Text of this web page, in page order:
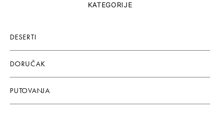
KATEGORIJE
DESERTI
DORUČAK
PUTOVANJA